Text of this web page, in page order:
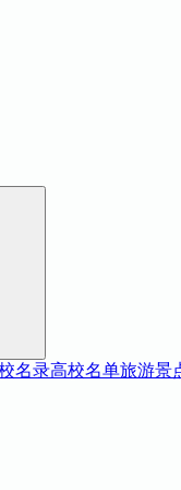
名录高校名单旅游景